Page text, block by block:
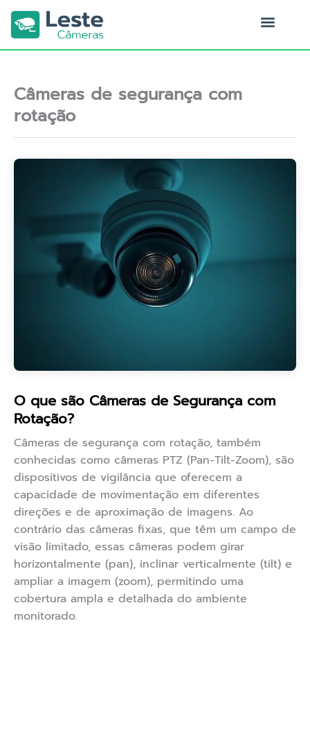
para
conteúdo
Câmeras de segurança com
rotação
O que são Câmeras de Segurança com
Rotação?
Câmeras de segurança com rotação, também
conhecidas como câmeras PTZ (Pan-Tilt-Zoom), são
dispositivos de vigilância que oferecem a
capacidade de movimentação em diferentes
direções e de aproximação de imagens. Ao
contrário das câmeras fixas, que têm um campo de
visão limitado, essas câmeras podem girar
horizontalmente (pan), inclinar verticalmente (tilt) e
ampliar a imagem (zoom), permitindo uma
cobertura ampla e detalhada do ambiente
monitorado.